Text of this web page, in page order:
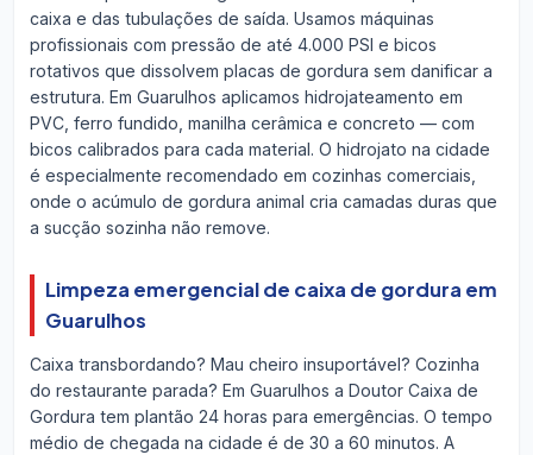
caixa e das tubulações de saída. Usamos máquinas
profissionais com pressão de até 4.000 PSI e bicos
rotativos que dissolvem placas de gordura sem danificar a
estrutura. Em Guarulhos aplicamos hidrojateamento em
PVC, ferro fundido, manilha cerâmica e concreto — com
bicos calibrados para cada material. O hidrojato na cidade
é especialmente recomendado em cozinhas comerciais,
onde o acúmulo de gordura animal cria camadas duras que
a sucção sozinha não remove.
Limpeza emergencial de caixa de gordura em
Guarulhos
Caixa transbordando? Mau cheiro insuportável? Cozinha
do restaurante parada? Em Guarulhos a Doutor Caixa de
Gordura tem plantão 24 horas para emergências. O tempo
médio de chegada na cidade é de 30 a 60 minutos. A